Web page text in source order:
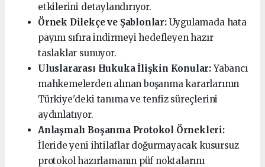
etkilerini detaylandırıyor.
Örnek Dilekçe ve Şablonlar:Uygulamada hata
payını sıfıra indirmeyi hedefleyen hazır
taslaklar sunuyor.
Uluslararası Hukuka İlişkin Konular:Yabancı
mahkemelerden alınan boşanma kararlarının
Türkiye'deki tanıma ve tenfiz süreçlerini
aydınlatıyor.
Anlaşmalı Boşanma Protokol Örnekleri:
İleride yeni ihtilaflar doğurmayacak kusursuz
protokol hazırlamanın püf noktalarını